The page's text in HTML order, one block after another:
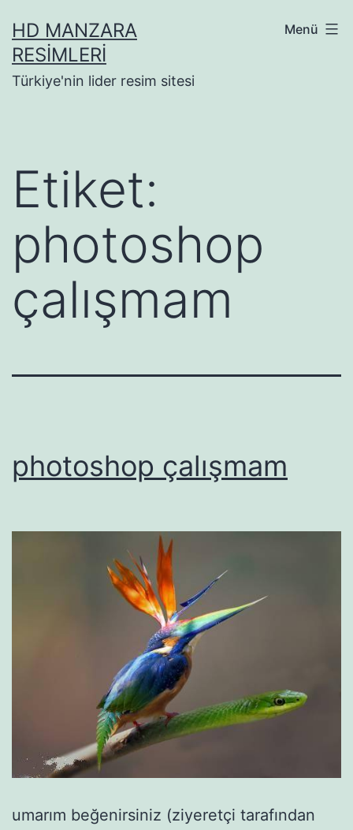
geçHD MANZARA
RESIMLERI
Türkiye'nin lider resim sitesi
Menü
Etiket:
photoshop
çalışmam
photoshop çalışmam
umarım beğenirsiniz (ziyeretçi tarafından